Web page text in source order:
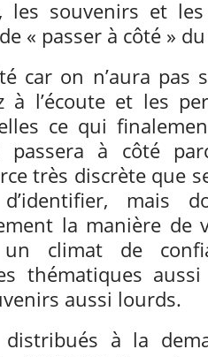
les souvenirs et
« passer à côté »
car on n’aura pas
à l’écoute et les
ce qui
à côté
très discrète que
mais
la manière de
un climat de
thématiques
aussi lourds.
à la